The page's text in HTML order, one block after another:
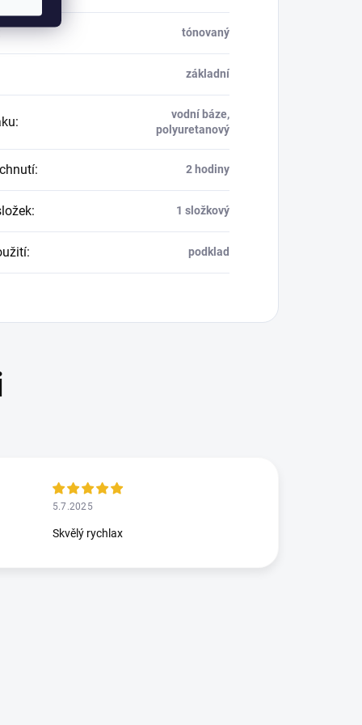
tónovaný
základní
:
vodní báze,
polyuretanový
: 2 hodiny
: 1 složkový
: podklad
5.7.2025
Skvělý rychlax